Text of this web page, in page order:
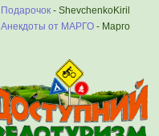
Подарочок - ShevchenkoKiril
Анекдоты от МАРГО - Марго